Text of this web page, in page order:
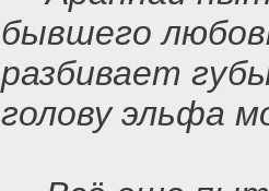
бывшего
разбивает
голову эльфа